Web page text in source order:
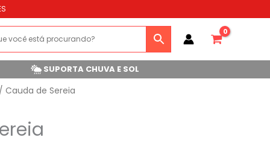
SUPORTA CHUVA E SOL
/ Cauda de Sereia